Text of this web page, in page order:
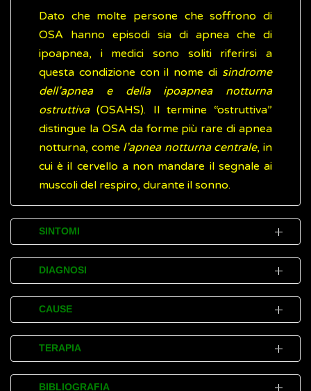
Dato che molte persone che soffrono di
OSA hanno episodi sia di apnea che di
ipoapnea, i medici sono soliti riferirsi a
questa condizione con il nome di sindrome
dell’apnea e della ipoapnea notturna
ostruttiva(OSAHS). Il termine “ostruttiva”
distingue la OSA da forme più rare di apnea
notturna, come l’apnea notturna centrale, in
cui è il cervello a non mandare il segnale ai
muscoli del respiro, durante il sonno.
SINTOMI
I disturbi (sintomi) causati dall'apnea
notturna ostruttiva (OSA) spesso vengono
riferiti alla persona che ne soffre dal
partner, da un amico o da un familiare.
forte russare
DIAGNOSI
L'apnea notturna ostruttiva (OSA) è un
disturbo che non sempre viene scoperto
subito (sotto diagnosticato) poiché le
persone possono non accorgersi di averlo.
Al risveglio, infatti, non resta memoria delle
CAUSE
È normale che i tessuti molli e i muscoli della
gola si rilassino e collassino fino a un certo
grado durante il sonno. Nella maggior parte
TERAPIA
Le cure che possono ridurre i disturbi
BIBLIOGRAFIA